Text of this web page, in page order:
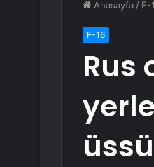
Anasayfa / F-
F-16
Rus